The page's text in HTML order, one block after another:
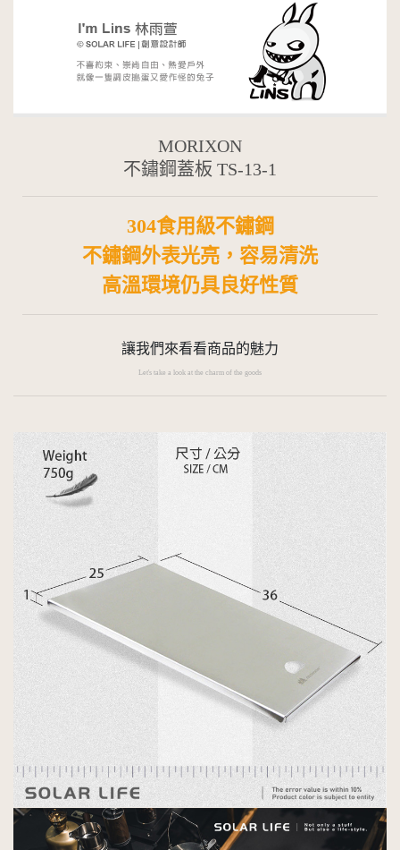
MORIXON
不鏽鋼蓋板 TS-13-1
304食用級不鏽鋼
不鏽鋼外表光亮，容易清洗
高溫環境仍具良好性質
讓我們來看看商品的魅力
Let's take a look at the charm of the goods